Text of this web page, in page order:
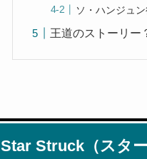
ソ・ハンジュ
王道のストーリー
Star Struck（スタ